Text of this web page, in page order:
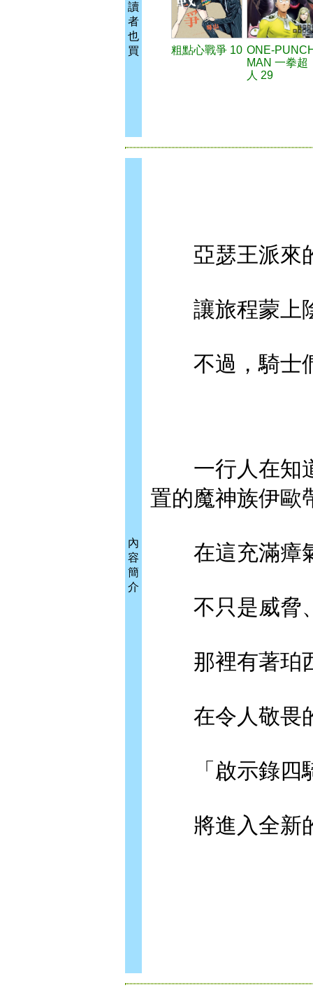
讀
者
也
買
粗點心戰爭 10 ONE-
MAN 一拳超
人 29
內
容
簡
介
亞瑟王派來的
讓旅程蒙上
不過，騎士們
一行人在知道
置的魔神族伊歐
在這充滿瘴
不只是威脅、
那裡有著珀
在令人敬畏
「啟示錄四
將進入全新的